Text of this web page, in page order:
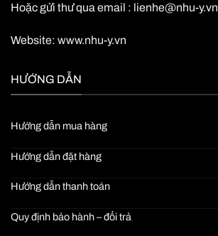
Hoặc gửi thư qua email : lienhe@nhu-y.vn
Website: www.nhu-y.vn
HƯỚNG DẪN
Hướng dẫn mua hàng
Hướng dẫn đặt hàng
Hướng dẫn thanh toán
Quy định bảo hành – đổi trả